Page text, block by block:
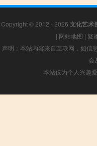
Copyright © 2012 - 2026 文化艺术
| 网站地图 | 疑
声明：本站内容来自互联网，如信
会
本站仅为个人兴趣